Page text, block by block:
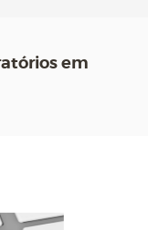
em